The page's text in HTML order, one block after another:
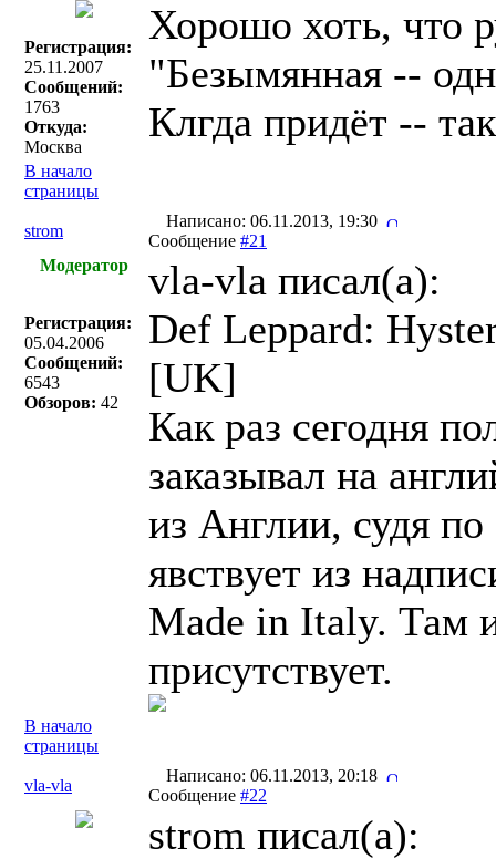
Регистрация:
25.11.2007
Сообщений:
1763
Откуда:
Москва
Хорошо хоть, что
"Безымянная --
Клгда придёт --
В начало
страницы
strom
Написано: 06.11.2013, 19:30
Сообщение #21
Модератор
Регистрация:
05.04.2006
Сообщений:
6543
Обзоров: 42
vla-vla писал(a):
Def Leppard:
[UK]
Как раз сегодня
заказывал на
из Англии, судя
явствует из
Made in Italy. Там
присутствует.
В начало
страницы
vla-vla
Написано: 06.11.2013, 20:18
Сообщение #22
strom писал(a):